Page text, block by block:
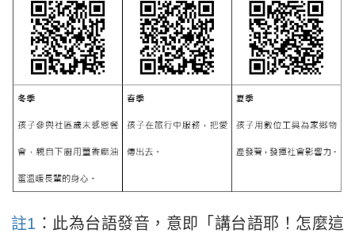
註1 ：此為台語發音，意即「講台語耶！怎麼這